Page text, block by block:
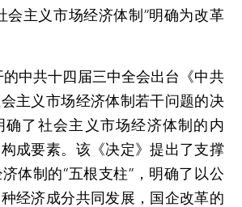
会主义市场经济体制”明确为改革
共十四届三中全会出台《中共
主义市场经济体制若干问题的决
确了社会主义市场经济体制的内
成要素。该《决定》提出了支撑
体制的“五根支柱”，明确了以公
经济成分共同发展，国企改革的